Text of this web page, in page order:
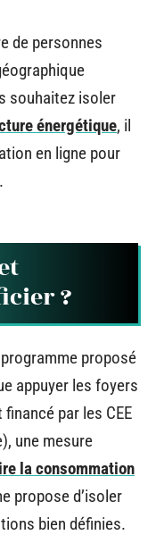
de personnes
souhaitez isoler
énergétique, il
en ligne pour
?
proposé
appuyer les foyers
par les CEE
une mesure
la consommation
propose d’isoler
bien définies.